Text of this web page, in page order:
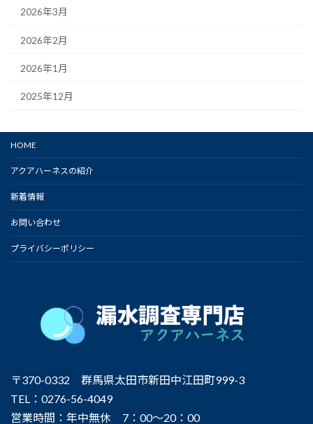
2026年3月
2026年2月
2026年1月
2025年12月
HOME
アクアハーネスの紹介
新着情報
お問い合わせ
プライバシーポリシー
〒370-0332 群馬県太田市新田中江田町999-3
TEL：0276-56-4049
営業時間：年中無休 7：00～20：00